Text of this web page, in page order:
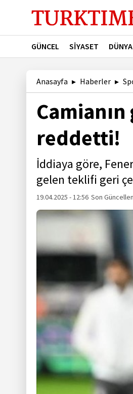
GÜNCEL SİYASET DÜNYA
Anasayfa Haberler
reddetti!
İddiaya göre,
gelen teklifi geri
19.04.2025 - 12:56 Son